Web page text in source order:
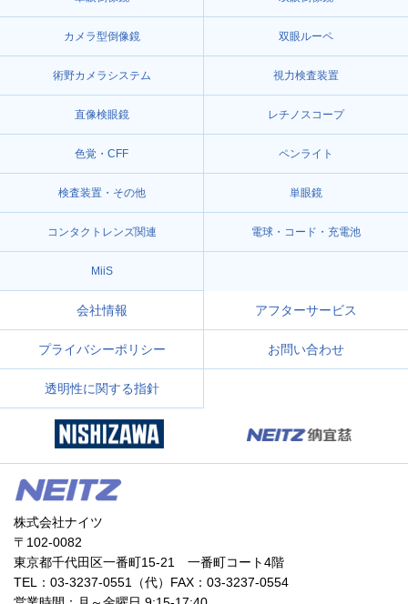
カメラ型倒像鏡 双眼ルーペ
術野カメラシステム 視力検査装置
直像検眼鏡 レチノスコープ
色覚・CFF ペンライト
検査装置・その他 単眼鏡
コンタクトレンズ関連 電球・コード・充電池
MiiS
会社情報 アフターサービス
プライバシーポリシー お問い合わせ
透明性に関する指針
株式会社ナイツ
〒102-0082
東京都千代田区一番町15-21 一番町コート4階
TEL：03-3237-0551（代）FAX：03-3237-0554